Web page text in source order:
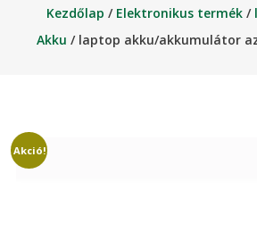
Kezdőlap / Elektronikus termék /
Akku / laptop akku/akkumulátor az
Akció!